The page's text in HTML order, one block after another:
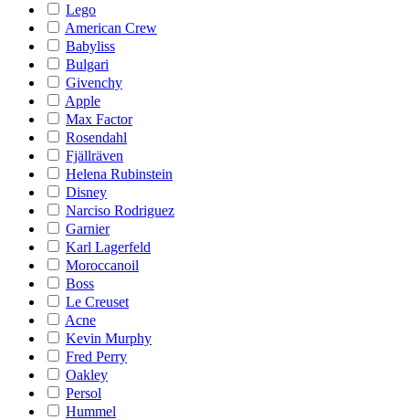
Lego
American Crew
Babyliss
Bulgari
Givenchy
Apple
Max Factor
Rosendahl
Fjällräven
Helena Rubinstein
Disney
Narciso Rodriguez
Garnier
Karl Lagerfeld
Moroccanoil
Boss
Le Creuset
Acne
Kevin Murphy
Fred Perry
Oakley
Persol
Hummel